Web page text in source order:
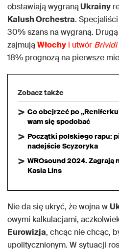
obstawiają wygranąUkrainy
Kalush Orchestra.
30% szans na wygraną.
zajmująWłochy i utwór Brividi
18% prognozą na pierwsze
Zobacz także
Co obejrzeć po
wam się spodobać
Początki polskiego rapu:
nadejście Scyzoryka
WROsound 2024. Zagrają
Kasia Lins
Nie da się ukryć, że wojna w
owymi kalkulacjami,
Eurowizja, chcąc nie chcąc,
upolitycznionym. W sytuacji